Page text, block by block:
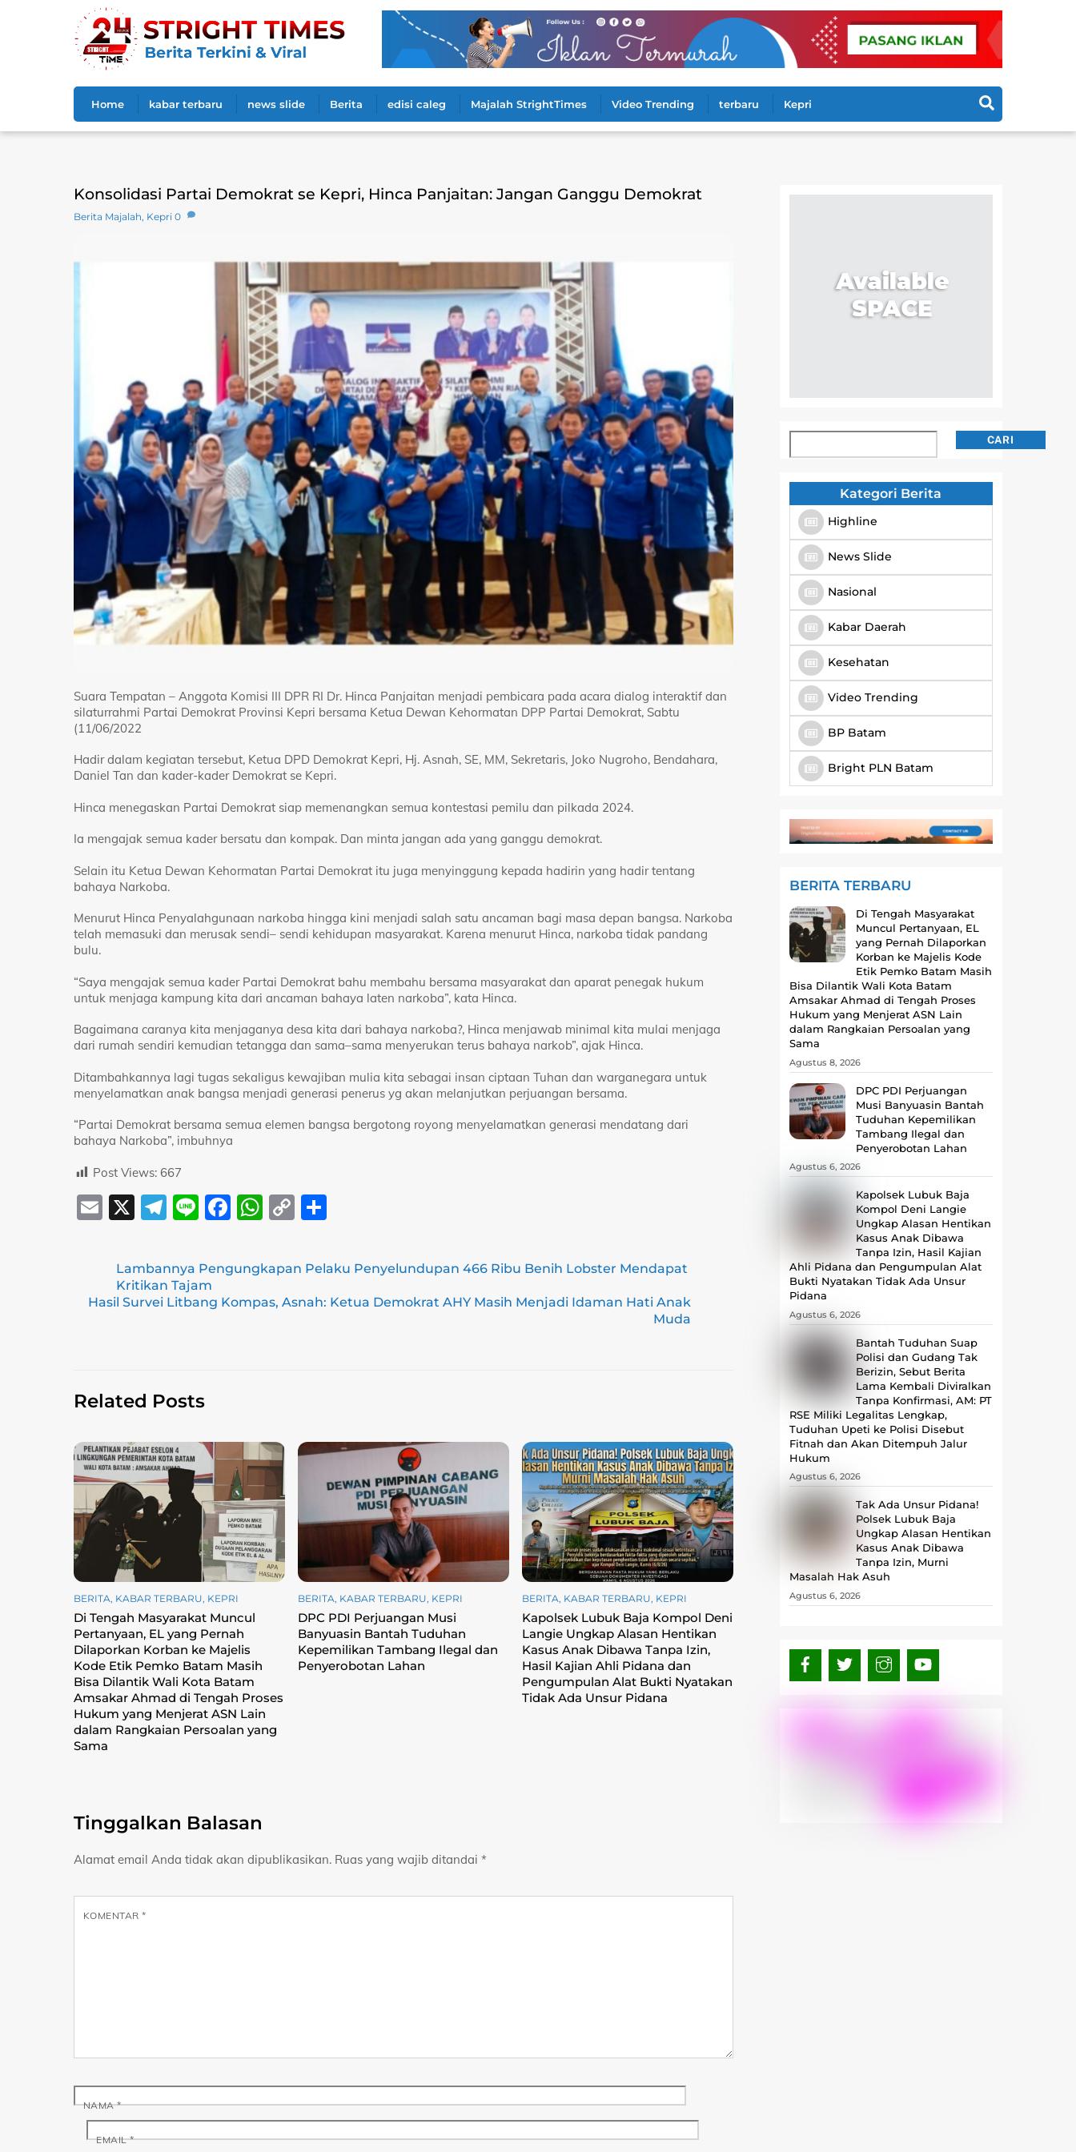
Home kabar terbaru news slide Berita edisi caleg Majalah StrightTimes Video Trending terbaru Kepri
Konsolidasi Partai Demokrat se Kepri, Hinca Panjaitan: Jangan Ganggu Demokrat
Berita Majalah, Kepri 0
Suara Tempatan – Anggota Komisi III DPR RI Dr. Hinca Panjaitan menjadi pembicara pada acara dialog interaktif dan
silaturrahmi Partai Demokrat Provinsi Kepri bersama Ketua Dewan Kehormatan DPP Partai Demokrat, Sabtu
(11/06/2022
Hadir dalam kegiatan tersebut, Ketua DPD Demokrat Kepri, Hj. Asnah, SE, MM, Sekretaris, Joko Nugroho, Bendahara,
Daniel Tan dan kader-kader Demokrat se Kepri.
Hinca menegaskan Partai Demokrat siap memenangkan semua kontestasi pemilu dan pilkada 2024.
Ia mengajak semua kader bersatu dan kompak. Dan minta jangan ada yang ganggu demokrat.
Selain itu Ketua Dewan Kehormatan Partai Demokrat itu juga menyinggung kepada hadirin yang hadir tentang
bahaya Narkoba.
Menurut Hinca Penyalahgunaan narkoba hingga kini menjadi salah satu ancaman bagi masa depan bangsa. Narkoba
telah memasuki dan merusak sendi– sendi kehidupan masyarakat. Karena menurut Hinca, narkoba tidak pandang
bulu.
“Saya mengajak semua kader Partai Demokrat bahu membahu bersama masyarakat dan aparat penegak hukum
untuk menjaga kampung kita dari ancaman bahaya laten narkoba”, kata Hinca.
Bagaimana caranya kita menjaganya desa kita dari bahaya narkoba?, Hinca menjawab minimal kita mulai menjaga
dari rumah sendiri kemudian tetangga dan sama–sama menyerukan terus bahaya narkob”, ajak Hinca.
Ditambahkannya lagi tugas sekaligus kewajiban mulia kita sebagai insan ciptaan Tuhan dan warganegara untuk
menyelamatkan anak bangsa menjadi generasi penerus yg akan melanjutkan perjuangan bersama.
“Partai Demokrat bersama semua elemen bangsa bergotong royong menyelamatkan generasi mendatang dari
bahaya Narkoba”, imbuhnya
Post Views: 667
E
ai
X
T
e
gr
a
Li
e
F
c
e
b
W
at
A
C
p
Li
ar
Lambannya Pengungkapan Pelaku Penyelundupan 466 Ribu Benih Lobster Mendapat
Kritikan Tajam
Hasil Survei Litbang Kompas, Asnah: Ketua Demokrat AHY Masih Menjadi Idaman Hati Anak
Muda
Related Posts
BERITA, KABAR TERBARU, KEPRI
Di Tengah Masyarakat Muncul
Pertanyaan, EL yang Pernah
Dilaporkan Korban ke Majelis
Kode Etik Pemko Batam Masih
Bisa Dilantik Wali Kota Batam
Amsakar Ahmad di Tengah Proses
Hukum yang Menjerat ASN Lain
dalam Rangkaian Persoalan yang
Sama
BERITA, KABAR TERBARU, KEPRI
DPC PDI Perjuangan Musi
Banyuasin Bantah Tuduhan
Kepemilikan Tambang Ilegal dan
Penyerobotan Lahan
BERITA, KABAR TERBARU, KEPRI
Kapolsek Lubuk Baja Kompol Deni
Langie Ungkap Alasan Hentikan
Kasus Anak Dibawa Tanpa Izin,
Hasil Kajian Ahli Pidana dan
Pengumpulan Alat Bukti Nyatakan
Tidak Ada Unsur Pidana
Tinggalkan Balasan
Alamat email Anda tidak akan dipublikasikan. Ruas yang wajib ditandai *
KOMENTAR*
NAMA*
EMAIL*
CARI
Kategori Berita
Highline
News Slide
Nasional
Kabar Daerah
Kesehatan
Video Trending
BP Batam
Bright PLN Batam
BERITA TERBARU
Di Tengah Masyarakat
Muncul Pertanyaan, EL
yang Pernah Dilaporkan
Korban ke Majelis Kode
Etik Pemko Batam Masih
Bisa Dilantik Wali Kota Batam
Amsakar Ahmad di Tengah Proses
Hukum yang Menjerat ASN Lain
dalam Rangkaian Persoalan yang
Sama
Agustus 8, 2026
DPC PDI Perjuangan
Musi Banyuasin Bantah
Tuduhan Kepemilikan
Tambang Ilegal dan
Penyerobotan Lahan
Agustus 6, 2026
Kapolsek Lubuk Baja
Kompol Deni Langie
Ungkap Alasan Hentikan
Kasus Anak Dibawa
Tanpa Izin, Hasil Kajian
Ahli Pidana dan Pengumpulan Alat
Bukti Nyatakan Tidak Ada Unsur
Pidana
Agustus 6, 2026
Bantah Tuduhan Suap
Polisi dan Gudang Tak
Berizin, Sebut Berita
Lama Kembali Diviralkan
Tanpa Konfirmasi, ‎AM: PT
RSE Miliki Legalitas Lengkap,
Tuduhan Upeti ke Polisi Disebut
Fitnah dan Akan Ditempuh Jalur
Hukum
Agustus 6, 2026
Tak Ada Unsur Pidana!
Polsek Lubuk Baja
Ungkap Alasan Hentikan
Kasus Anak Dibawa
Tanpa Izin, Murni
Masalah Hak Asuh
Agustus 6, 2026